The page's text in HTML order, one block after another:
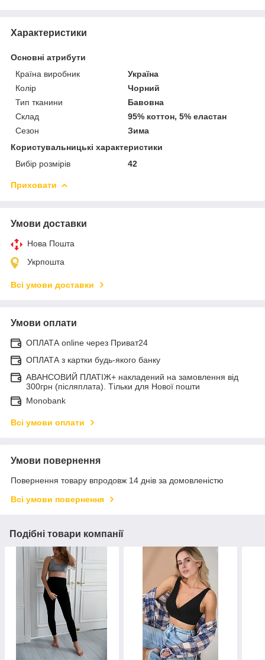
Характеристики
Основні атрибути
Країна виробник
Україна
Колір
Чорний
Тип тканини
Бавовна
Склад
95% коттон, 5% еластан
Сезон
Зима
Користувальницькі характеристики
Вибір розмірів
42
Приховати
Умови доставки
Нова Пошта
Укрпошта
Всі умови доставки
Умови оплати
ОПЛАТА online через Приват24
ОПЛАТА з картки будь-якого банку
АВАНСОВИЙ ПЛАТІЖ+ накладений на замовлення від
300грн (післяплата). Тільки для Нової пошти
Monobank
Всі умови оплати
Умови повернення
Повернення товару впродовж 14 днів за домовленістю
Всі умови повернення
Подібні товари компанії